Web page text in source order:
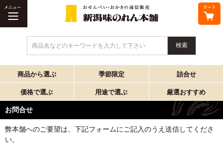
商品名などのキーワードを入力して下さい
商品から選ぶ 季節限定 詰合せ
価格で選ぶ 用途で選ぶ 厳選おすすめ
お問合せ
弊本舗へのご要望は、下記フォームにご記入のうえ送信してくださ
い。